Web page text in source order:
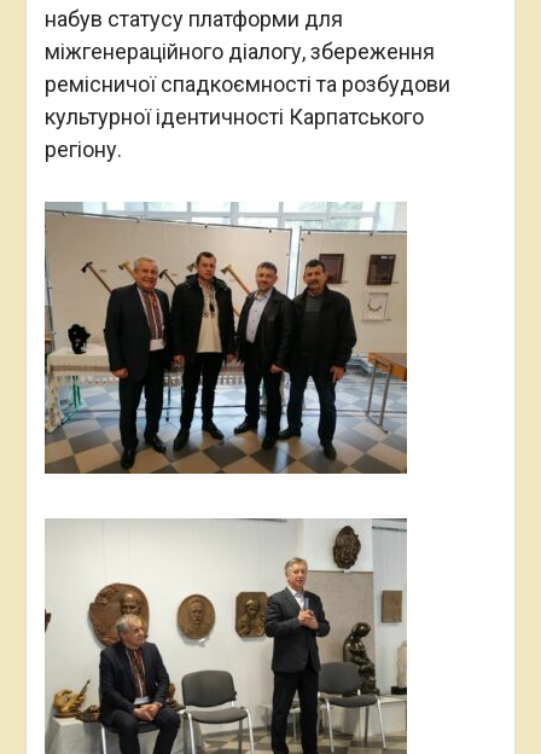
набув статусу платформи для
міжгенераційного діалогу, збереження
ремісничої спадкоємності та розбудови
культурної ідентичності Карпатського
регіону.